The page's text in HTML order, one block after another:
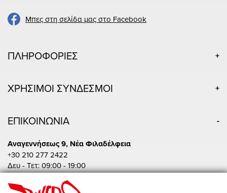
Μπες στη σελίδα μας στο Facebook
ΠΛΗΡΟΦΟΡΙΕΣ
ΧΡΗΣΙΜΟΙ ΣΥΝΔΕΣΜΟΙ
ΕΠΙΚΟΙΝΩΝΙΑ
Αναγεννήσεως 9, Νέα Φιλαδέλφεια
+30 210 277 2422
Δευ - Τετ: 09:00 - 19:00
Τρι - Πεμ - Παρ: 09:00 - 20:00
Σαβ: 10:00 - 15:00